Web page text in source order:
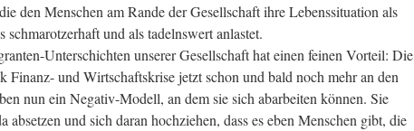
den Menschen am Rande der Gesellschaft ihre Lebenssituation als
schmarotzerhaft und als tadelnswert anlastet.
Unterschichten unserer Gesellschaft hat einen feinen Vorteil: Die
Finanz- und Wirtschaftskrise jetzt schon und bald noch mehr an den
nun ein Negativ-Modell, an dem sie sich abarbeiten können. Sie
absetzen und sich daran hochziehen, dass es eben Menschen gibt, die